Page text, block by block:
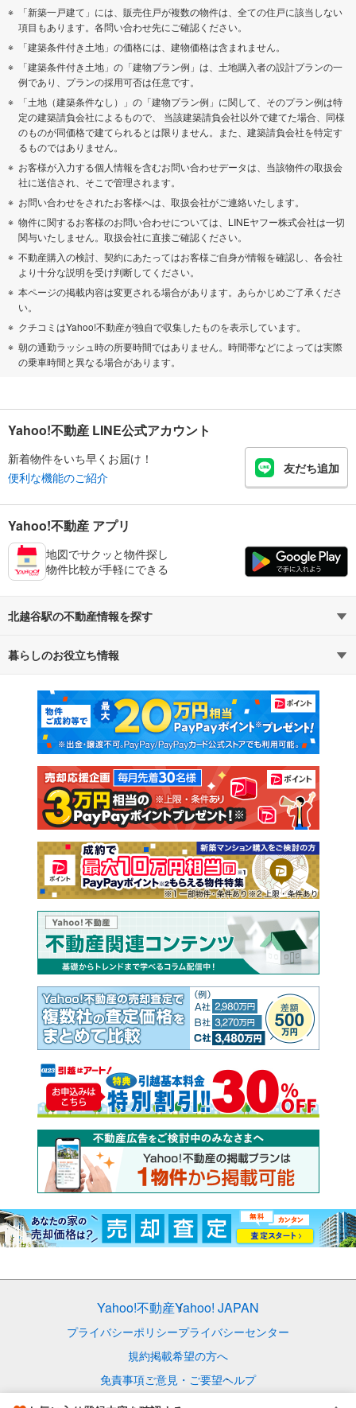
「新築一戸建て」には、販売住戸が複数の物件は、全ての住戸に該当しない
項目もあります。各問い合わせ先にご確認ください。
「建築条件付き土地」の価格には、建物価格は含まれません。
「建築条件付き土地」の「建物プラン例」は、土地購入者の設計プランの一
例であり、プランの採用可否は任意です。
「土地（建築条件なし）」の「建物プラン例」に関して、そのプラン例は特
定の建築請負会社によるもので、 当該建築請負会社以外で建てた場合、同様
のものが同価格で建てられるとは限りません。また、建築請負会社を特定す
るものではありません。
お客様が入力する個人情報を含むお問い合わせデータは、当該物件の取扱会
社に送信され、そこで管理されます。
お問い合わせをされたお客様へは、取扱会社がご連絡いたします。
物件に関するお客様のお問い合わせについては、LINEヤフー株式会社は一切
関与いたしません。取扱会社に直接ご確認ください。
不動産購入の検討、契約にあたってはお客様ご自身が情報を確認し、各会社
より十分な説明を受け判断してください。
本ページの掲載内容は変更される場合があります。あらかじめご了承くださ
い。
クチコミはYahoo!不動産が独自で収集したものを表示しています。
朝の通勤ラッシュ時の所要時間ではありません。時間帯などによっては実際
の乗車時間と異なる場合があります。
Yahoo!不動産 LINE公式アカウント
新着物件をいち早くお届け！
便利な機能のご紹介
友だち追加
Yahoo!不動産 アプリ
地図でサクッと物件探し
物件比較が手軽にできる
北越谷駅の不動産情報を探す
不動産・住宅
新築マンション 中古マンション
新築一戸建て 中古一戸建て
注文住宅 土地
売却査定
暮らしのお役立ち情報
マンションカタログ 教えて！住まいの先生
Yahoo!不動産Yahoo! JAPAN
プライバシーポリシープライバシーセンター
規約掲載希望の方へ
免責事項ご意見・ご要望ヘルプ
© LY Corporation